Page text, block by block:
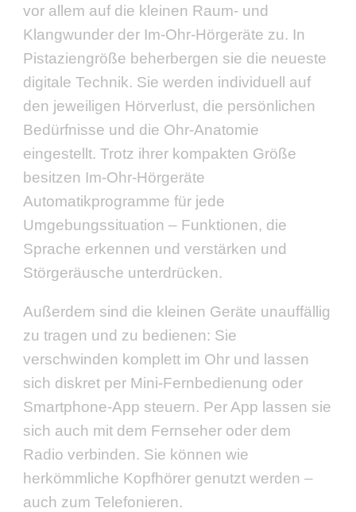
vor allem auf die kleinen Raum- und
Klangwunder der Im-Ohr-Hörgeräte zu. In
Pistaziengröße beherbergen sie die neueste
digitale Technik. Sie werden individuell auf
den jeweiligen Hörverlust, die persönlichen
Bedürfnisse und die Ohr-Anatomie
eingestellt. Trotz ihrer kompakten Größe
besitzen Im-Ohr-Hörgeräte
Automatikprogramme für jede
Umgebungssituation – Funktionen, die
Sprache erkennen und verstärken und
Störgeräusche unterdrücken.
Außerdem sind die kleinen Geräte unauffällig
zu tragen und zu bedienen: Sie
verschwinden komplett im Ohr und lassen
sich diskret per Mini-Fernbedienung oder
Smartphone-App steuern. Per App lassen sie
sich auch mit dem Fernseher oder dem
Radio verbinden. Sie können wie
herkömmliche Kopfhörer genutzt werden –
auch zum Telefonieren.